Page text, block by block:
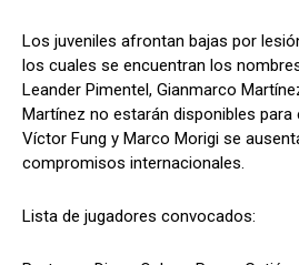
Los juveniles afrontan bajas por
los cuales se encuentran los
Leander Pimentel, Gianmarco
Martínez no estarán disponibles
Víctor Fung y Marco Morigi se
compromisos internacionales.
Lista de jugadores convocados: